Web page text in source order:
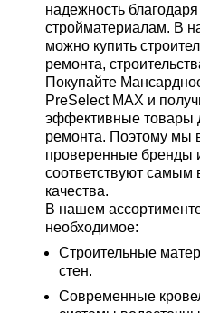
надежность
стройматериалам. В
можно купить
ремонта,
Покупайте
PreSelect MAX и
эффективные товары
ремонта. Поэтому мы
проверенные бренды
соответствуют самым
качества.
В нашем
необходимое:
Строительные
стен.
Современные